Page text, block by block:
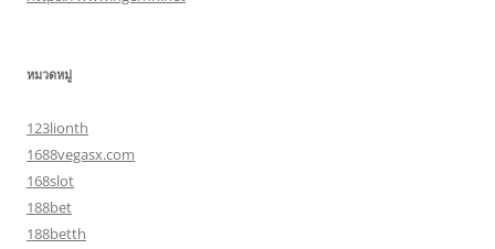
หมวดหมู่
123lionth
1688vegasx.com
168slot
188bet
188betth